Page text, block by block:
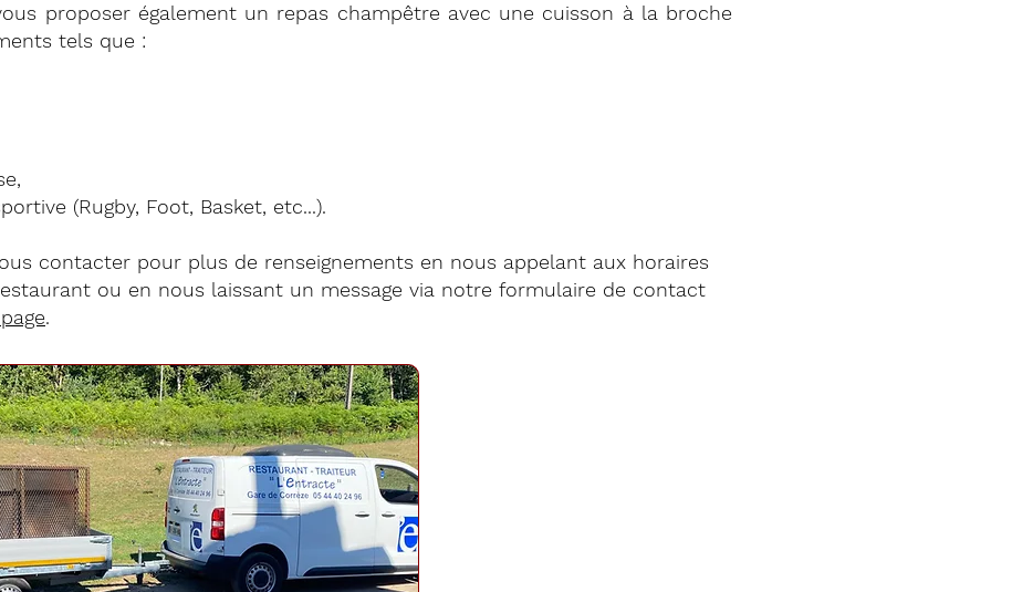
proposer également un repas champêtre avec une cuisson à la broche
tels que :
(Rugby, Foot, Basket, etc...).
contacter pour plus de renseignements en nous appelant aux horaires
ou en nous laissant un message via notre formulaire de contact
.